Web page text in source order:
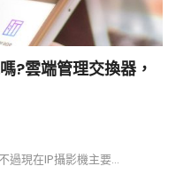
?雲端管理交換器，
過現在IP攝影機主要…